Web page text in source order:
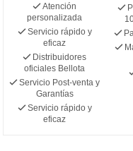
Atención
personalizada
Servicio rápido y
eficaz
Distribuidores
oficiales Bellota
Servicio Post-venta y
Garantías
Servicio rápido y
eficaz